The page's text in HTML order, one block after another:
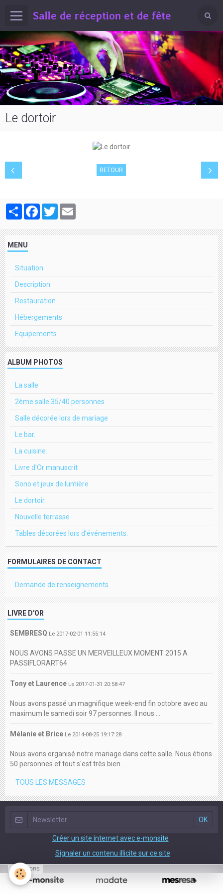
Salle de réception et de fête
Le dortoir
RETOUR
PartagerFacebook
Twitter
MENU
Situation
Description
Restauration
Hébergements
Equipements
ALBUM PHOTOS
La salle
2ème salle 35/40 personnes
Salle décorée lors de mariage
Le bar.
La cuisine.
Livre d'Or manuscrit
Sono et jeux de lumière
Le dortoir.
Nouvelle terrasse
Tables décorées lors d’événements.
FORMULAIRES DE CONTACT
Demande de renseignements.
LIVRE D'OR
SEMBRESQ Le 2017-02-01 11:55:14
NOUS AVONS PASSE UN MERVEILLEUX MOMENT 2015 A
PASSIFLORART64.
Tony et Laurence Le 2017-01-31 20:58:47
Nous avons passé un magnifique week-end fin octobre avec au
maximum le samedi soir 97 personnes. Il nous ...
Mélanie et Brice Le 2014-08-25 19:17:28
Nous avons organisé notre mariage dans cette salle. Nous étions
50 personnes et tout s'est très bien ...
TOUS LES MESSAGES
Créer un site internet avec e-monsite
Signaler un contenu illicite sur ce site
SPONSORS